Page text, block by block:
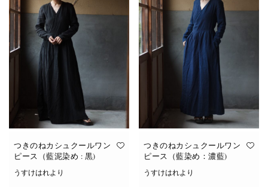
つきのねカシュクールワン
ピース（藍泥染め : 黒)
うすけはれより
つきのねカシュクールワン
ピース（藍染め：濃藍)
うすけはれより